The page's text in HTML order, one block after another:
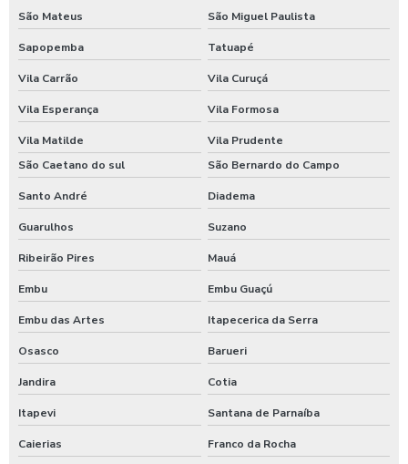
Kit café da manhã individual para empresas
Kit lanche corporativo
Kit lanche empresarial
Kit lanches para eventos
Lanche corporativo
Lanches para empresas
Refeição corporativa
Refeições coletivas
Refeições coletivas e industriais
São Mateus São Miguel Paulista
Sapopemba Tatuapé
Vila Carrão Vila Curuçá
Vila Esperança Vila Formosa
Vila Matilde
Vila Prudente
São Caetano do sul
São Bernardo do Campo
Santo André Diadema
Guarulhos Suzano
Ribeirão Pires Mauá
Embu Embu Guaçú
Embu das Artes Itapecerica da Serra
Osasco Barueri
Jandira Cotia
Itapevi Santana de Parnaíba
Caierias Franco da Rocha